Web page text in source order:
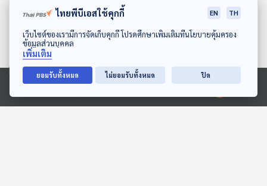
ดาวน์โหลด Thai PBS Podcast Application
Ⓒ 2020 องค์การกระจายเสียงและแพร่ภาพสาธารณะแห่งประเทศไทย
ตอนที่เกี่ยวข้องไทยพีบีเอสใช้คุกกี้ EN TH
เว็บไซต์ของเรามีการจัดเก็บคุกกี้ โปรดศึกษาเพิ่มเติมที่นโยบายคุ้มครอง
ข้อมูลส่วนบุคคล
เพิ่มเติม
ยอมรับทั้งหมด ไม่ยอมรับทั้งหมด ปิด